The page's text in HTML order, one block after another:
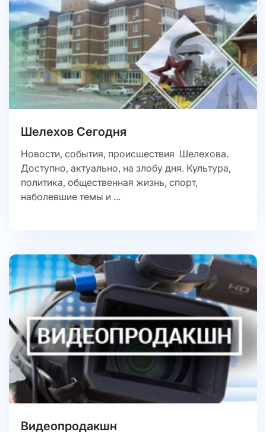
Шелехов Сегодня
Новости, события, происшествия Шелехова.
Доступно, актуально, на злобу дня. Культура,
политика, общественная жизнь, спорт,
наболевшие темы и ...
Видеопродакшн